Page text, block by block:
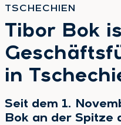
TSCHECHIEN
:
Tibor Bok
in
Seit dem 1.
Bok an der Spitze